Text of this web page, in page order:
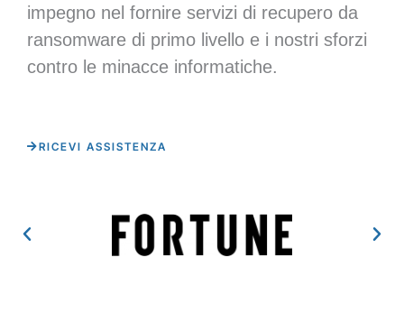
impegno nel fornire servizi di recupero da
ransomware di primo livello e i nostri sforzi
contro le minacce informatiche.
RICEVI ASSISTENZA